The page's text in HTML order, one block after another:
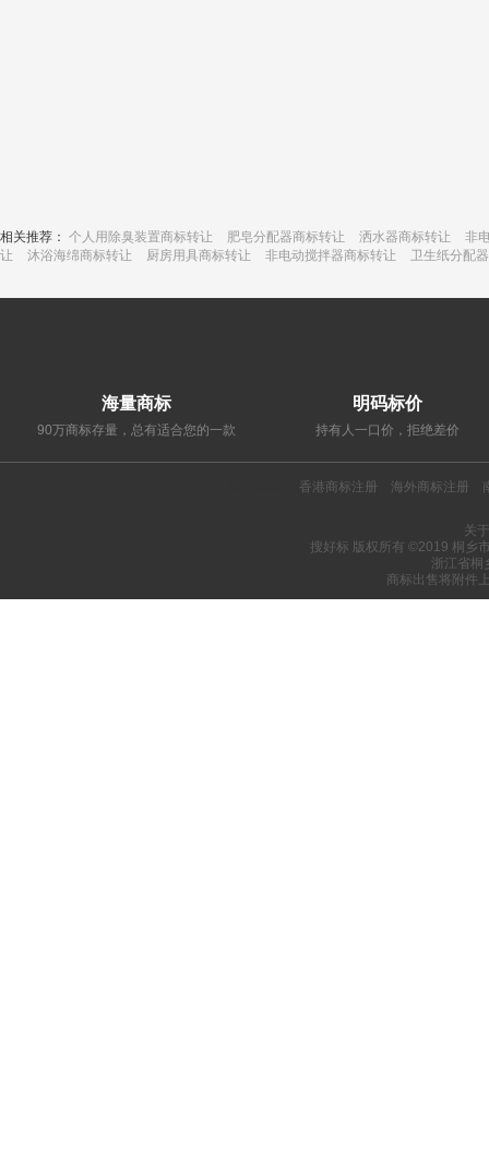
相关推荐： 个人用除臭装置商标转让 肥皂分配器商标转让 洒水器商标转让
非
让
沐浴海绵商标转让 厨房用具商标转让 非电动搅拌器商标转让 卫生纸分配
海量商标
90万商标存量，总有适合您的一款
明码标价
持有人一口价，拒绝差价
香港商标注册 海外商标注册
关
搜好标 版权所有 ©2019 桐乡
浙江省桐
商标出售将附件